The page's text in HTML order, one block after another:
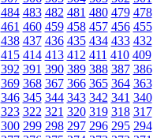
484 483 482 481 480 479 478
461 460 459 458 457 456 455
438 437 436 435 434 433 432
415 414 413 412 411 410 409
392 391 390 389 388 387 386
369 368 367 366 365 364 363
346 345 344 343 342 341 340
323 322 321 320 319 318 317
300 299 298 297 296 295 294